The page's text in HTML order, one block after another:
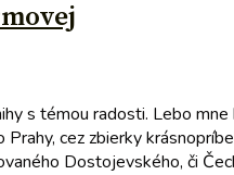
s témou radosti. Lebo
cez zbierky
Dostojevského, či